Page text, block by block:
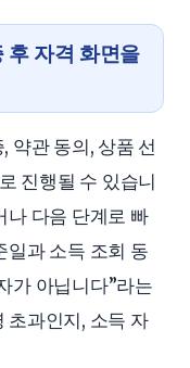
후 자격 화면을
약관 동의, 상품 선
진행될 수 있습니
나 다음 단계로 빠
일과 소득 조회 동
가 아닙니다”라는
초과인지, 소득 자